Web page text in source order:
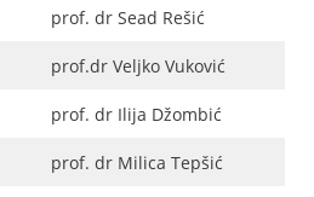
prof. dr Sead Rešić
prof.dr Veljko Vuković
prof. dr Ilija Džombić
prof. dr Milica Tepšić